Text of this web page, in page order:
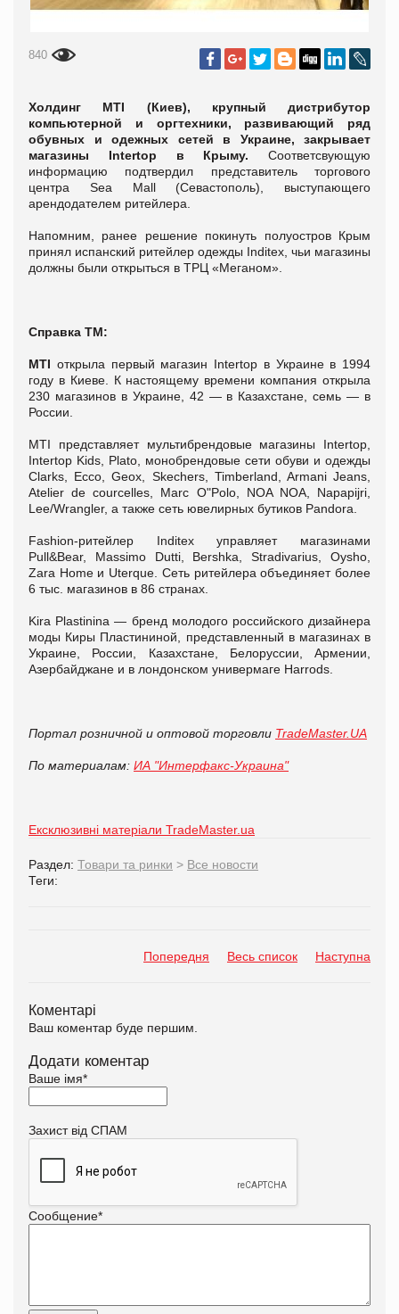
840
Холдинг MTI (Киев), крупный дистрибутор
компьютерной и оргтехники, развивающий ряд
обувных и одежных сетей в Украине, закрывает
магазины Intertop в Крыму. Соответсвующую
информацию подтвердил представитель торгового
центра Sea Mall (Севастополь), выступающего
арендодателем ритейлера.
Напомним, ранее решение покинуть полуостров Крым
принял испанский ритейлер одежды Inditex, чьи магазины
должны были открыться в ТРЦ «Меганом».
Справка ТМ:
MTI открыла первый магазин Intertop в Украине в 1994
году в Киеве. К настоящему времени компания открыла
230 магазинов в Украине, 42 — в Казахстане, семь — в
России.
MTI представляет мультибрендовые магазины Intertop,
Intertop Kids, Plato, монобрендовые сети обуви и одежды
Clarks, Ecco, Geox, Skechers, Timberland, Armani Jeans,
Atelier de courcelles, Marc O"Polo, NOA NOA, Napapijri,
Lee/Wrangler, а также сеть ювелирных бутиков Pandora.
Fashion-ритейлер Inditex управляет магазинами
Pull&Bear, Massimo Dutti, Bershka, Stradivarius, Oysho,
Zara Home и Uterque. Сеть ритейлера объединяет более
6 тыс. магазинов в 86 странах.
Kira Plastinina — бренд молодого российского дизайнера
моды Киры Пластининой, представленный в магазинах в
Украине, России, Казахстане, Белоруссии, Армении,
Азербайджане и в лондонском универмаге Harrods.
Портал розничной и оптовой торговли TradeMaster.UA
По материалам: ИА "Интерфакс-Украина"
Ексклюзивні матеріали TradeMaster.ua
Раздел: Товари та ринки > Все новости
Теги:
Попередня Весь список Наступна
Коментарі
Ваш коментар буде першим.
Додати коментар
Ваше імя*
Захист від СПАМ
Сообщение*